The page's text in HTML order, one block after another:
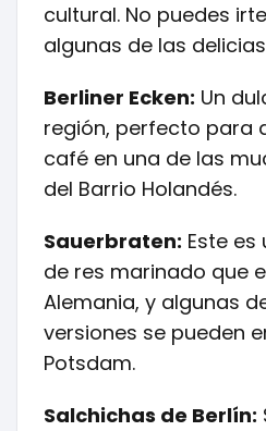
cultural. No puedes
algunas de las
Berliner Ecken: Un
región, perfecto para
café en una de las
del Barrio Holandés.
Sauerbraten: Este
de res marinado que
Alemania, y algunas
versiones se pueden
Potsdam.
Salchichas de Berlín: